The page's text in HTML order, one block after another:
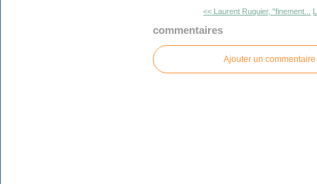
<< Laurent Ruquier, "finement...
commentaires
Ajouter un commentaire